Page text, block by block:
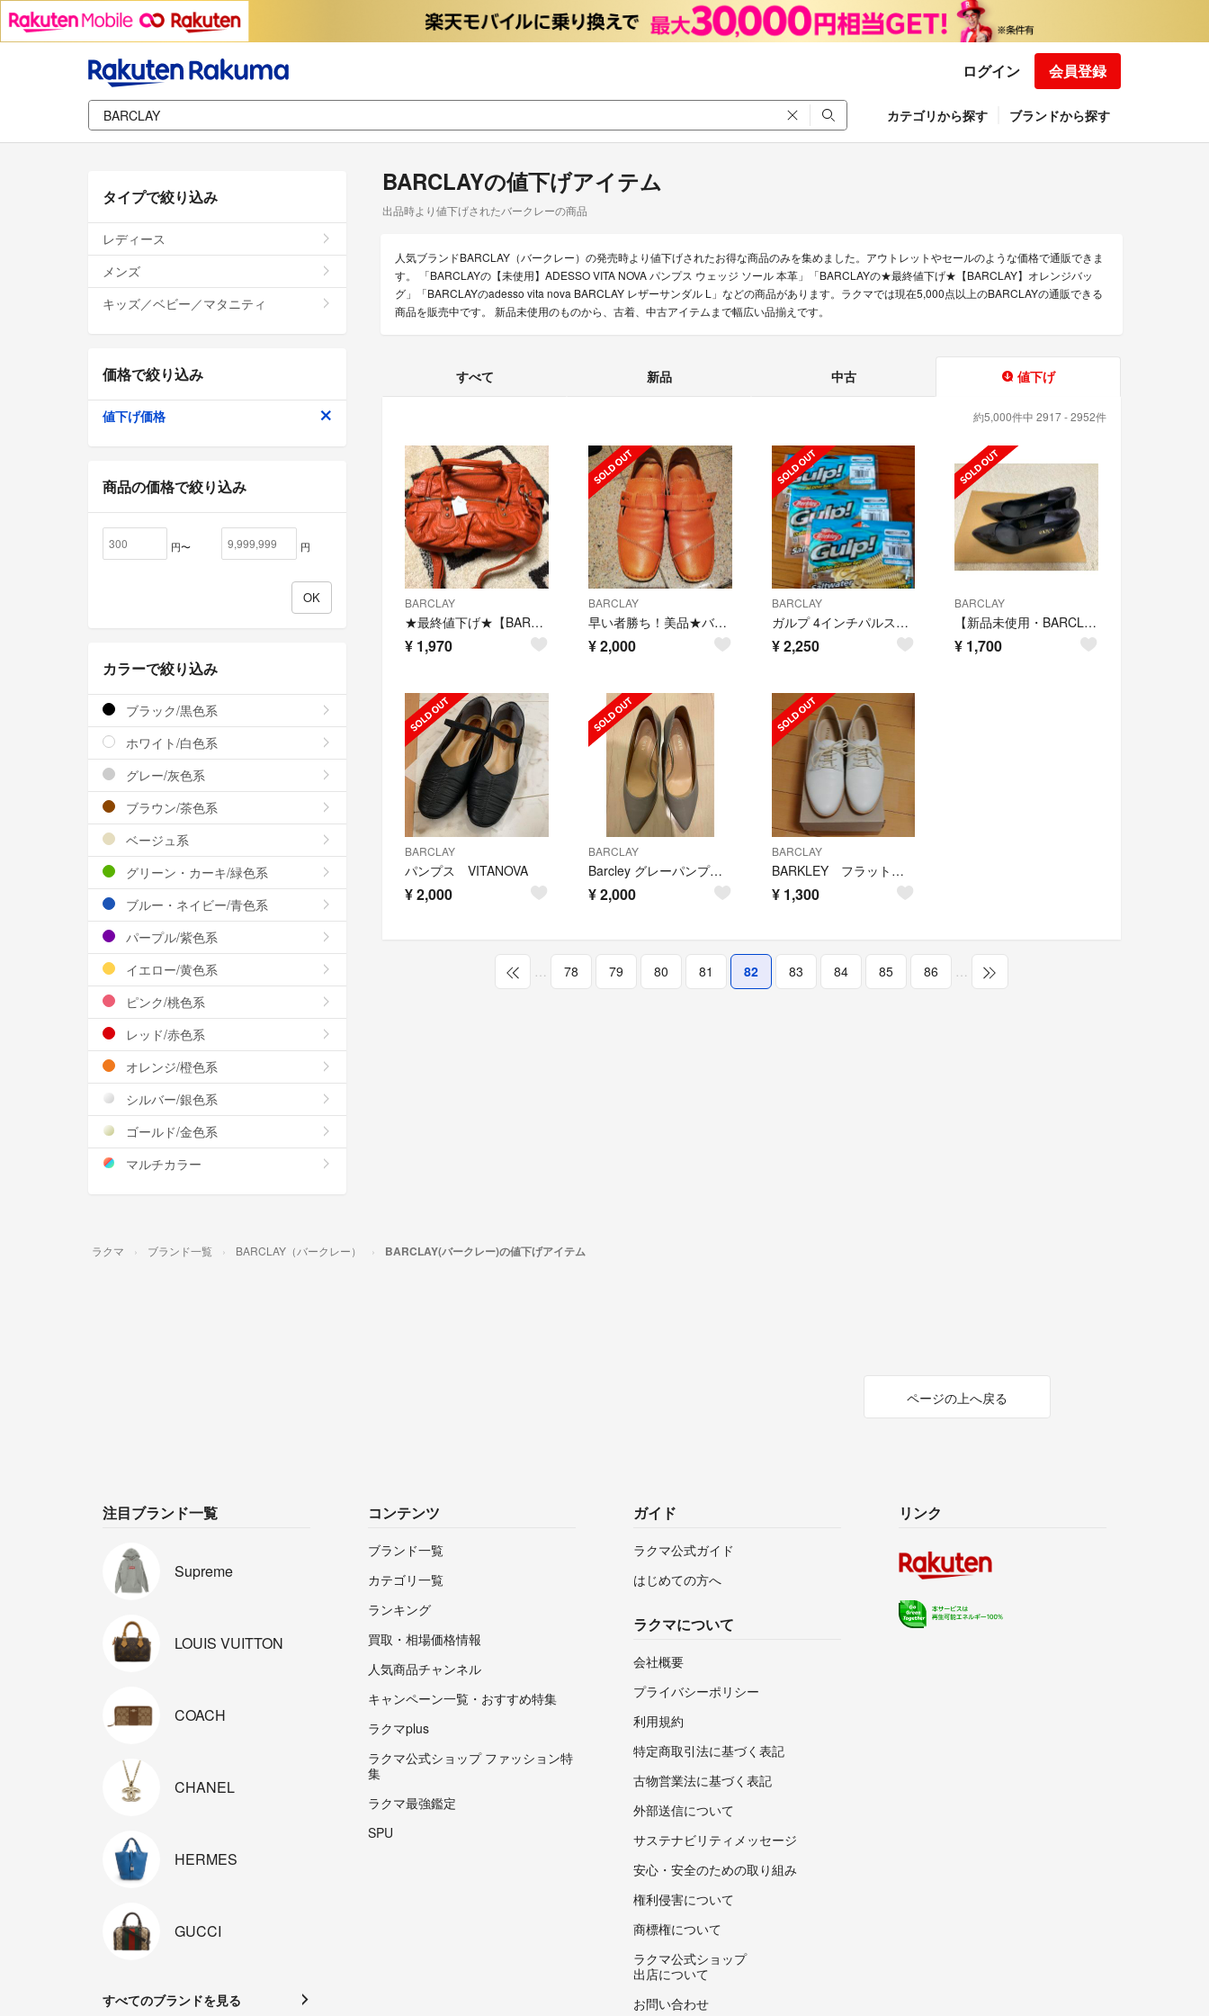
ログイン 会員登録
カテゴリから探す ブランドから探す
BARCLAYの値下げアイテム
出品時より値下げされたバークレーの商品
人気ブランドBARCLAY（バークレー）の発売時より値下げされたお得な商品のみを集めました。アウトレットやセールのような価格で通販できま
す。 「BARCLAYの【未使用】ADESSO VITA NOVA パンプス ウェッジ ソール 本革」「BARCLAYの★最終値下げ★【BARCLAY】オレンジバッ
グ」「BARCLAYのadesso vita nova BARCLAY レザーサンダル L」などの商品があります。ラクマでは現在5,000点以上のBARCLAYの通販できる
商品を販売中です。 新品未使用のものから、古着、中古アイテムまで幅広い品揃えです。
すべて 新品 中古 値下げ
約5,000件中 2917 - 2952件
BARCLAY
★最終値下げ★【BARCLAY】オレンジバッグ
¥ 1,970
BARCLAY
早い者勝ち！美品★バークレー革靴
¥2,000
BARCLAY
ガルプ 4インチパルスワーム
¥2,250
BARCLAY
【新品未使用・BARCLAY】黒パンプス
¥ 1,700
BARCLAY
パンプス VITANOVA
¥2,000
BARCLAY
Barcley グレーパンプス 日本製 24cm
¥2,000
BARCLAY
BARKLEY フラットシューズ 白 23.5cm
¥ 1,300
… 78 79 80 81 82 83 84 85 86 …
タイプで絞り込み
レディース
メンズ
キッズ／ベビー／マタニティ
価格で絞り込み
値下げ価格
商品の価格で絞り込み
円〜 円
カラーで絞り込み
ブラック/黒色系
ホワイト/白色系
グレー/灰色系
ブラウン/茶色系
ベージュ系
グリーン・カーキ/緑色系
ブルー・ネイビー/青色系
パープル/紫色系
イエロー/黄色系
ピンク/桃色系
レッド/赤色系
オレンジ/橙色系
シルバー/銀色系
ゴールド/金色系
マルチカラー
ラクマ ブランド一覧 BARCLAY（バークレー） BARCLAY(バークレー)の値下げアイテム
ページの上へ戻る
注目ブランド一覧
Supreme
LOUIS VUITTON
COACH
CHANEL
HERMES
GUCCI
すべてのブランドを見る
コンテンツ
ブランド一覧
カテゴリ一覧
ランキング
買取・相場価格情報
人気商品チャンネル
キャンペーン一覧・おすすめ特集
ラクマplus
ラクマ公式ショップ ファッション特
集
ラクマ最強鑑定
SPU
ガイド
ラクマ公式ガイド
はじめての方へ
ラクマについて
会社概要
プライバシーポリシー
利用規約
特定商取引法に基づく表記
古物営業法に基づく表記
外部送信について
サステナビリティメッセージ
安心・安全のための取り組み
権利侵害について
商標権について
ラクマ公式ショップ
出店について
お問い合わせ
リンク